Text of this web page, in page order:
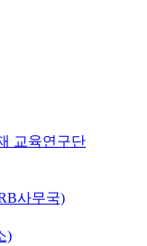
교육연구단
사무국)
)